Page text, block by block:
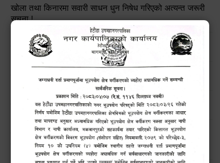
खोला तथा किनारमा सवारी साधन धुन निषेध गरिएको अत्यन्त जरूरी
सूचना !
हेटौंडा उपमहानगरपालिकाको विपद् व्यवस्थापनरणनीतिक कार्ययोजना
उच्च सतर्कताको लागि अनुरोध
मनसुनजन्य विपद्‍बाट सतर्कता अपनाउने सम्बन्धी जरुरी सूचना !!
बिन प्रयोगकर्ताहरुको लागि तालिम कार्यक्रम सम्बन्धी सार्वजनिक
सूचना !!